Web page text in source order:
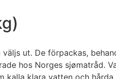
ut. De förpackas,
hos Norges sjømatråd.